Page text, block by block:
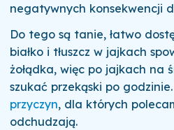
negatywnych konsekwencji
Do tego są tanie, łatwo
białko i tłuszcz w jajkach
żołądka, więc po jajkach na
szukać przekąski po godzinie.
przyczyn, dla których
odchudzają.